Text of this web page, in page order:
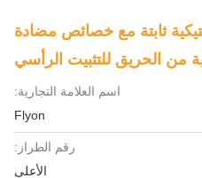
ثابتة مع خصائص مضادة
من الحريق للتثبيت الرأسي
اسم العلامة التجارية:
Flyon
رقم الطراز:
الأعلى